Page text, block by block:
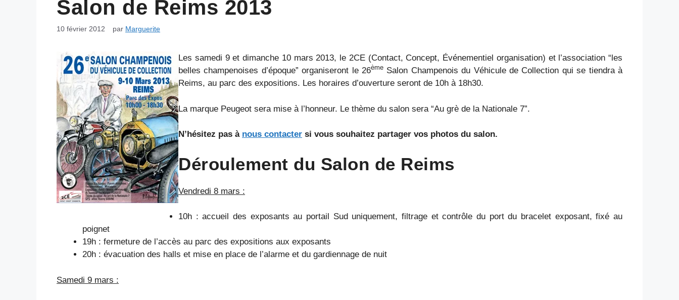
Salon de Reims 2013
10 février 2012 par Marguerite
Les samedi 9 et dimanche 10 mars 2013, le 2CE (Contact, Concept, Événementiel organisation) et l’association “les
belles champenoises d’époque” organiseront le 26ème Salon Champenois du Véhicule de Collection qui se tiendra à
Reims, au parc des expositions. Les horaires d’ouverture seront de 10h à 18h30.
La marque Peugeot sera mise à l’honneur. Le thème du salon sera “Au grè de la Nationale 7”.
N’hésitez pas à nous contacter si vous souhaitez partager vos photos du salon.
Déroulement du Salon de Reims
Vendredi 8 mars :
10h : accueil des exposants au portail Sud uniquement, filtrage et contrôle du port du bracelet exposant, fixé au
poignet
19h : fermeture de l’accès au parc des expositions aux exposants
20h : évacuation des halls et mise en place de l’alarme et du gardiennage de nuit
Samedi 9 mars :